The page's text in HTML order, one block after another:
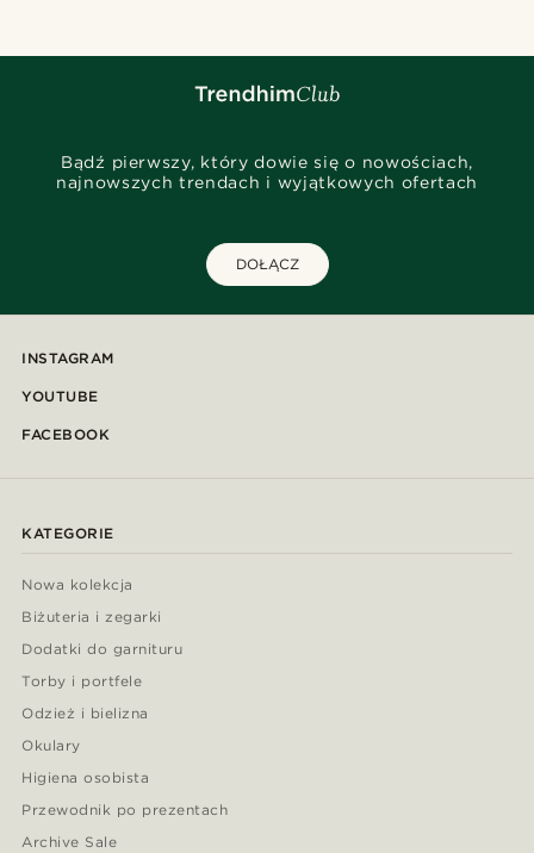
Bądź pierwszy, który dowie się o nowościach,
najnowszych trendach i wyjątkowych ofertach
DOŁĄCZ
INSTAGRAM
YOUTUBE
FACEBOOK
KATEGORIE
Nowa kolekcja
Biżuteria i zegarki
Dodatki do garnituru
Torby i portfele
Odzież i bielizna
Okulary
Higiena osobista
Przewodnik po prezentach
Archive Sale